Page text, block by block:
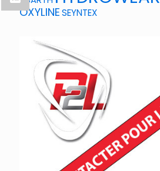
OXYLINESEYNTEX